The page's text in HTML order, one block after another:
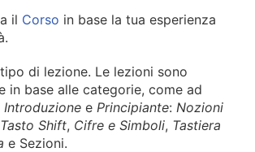
il Corso in base la tua esperienza
di lezione. Le lezioni sono
in base alle categorie, come ad
Introduzione e Principiante: Nozioni
Tasto Shift, Cifre e Simboli, Tastiera
e Sezioni.